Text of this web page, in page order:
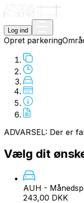
Log ind
Opret parkering
ADVARSEL: Der er
Vælg dit
AUH -
243,00 DKK